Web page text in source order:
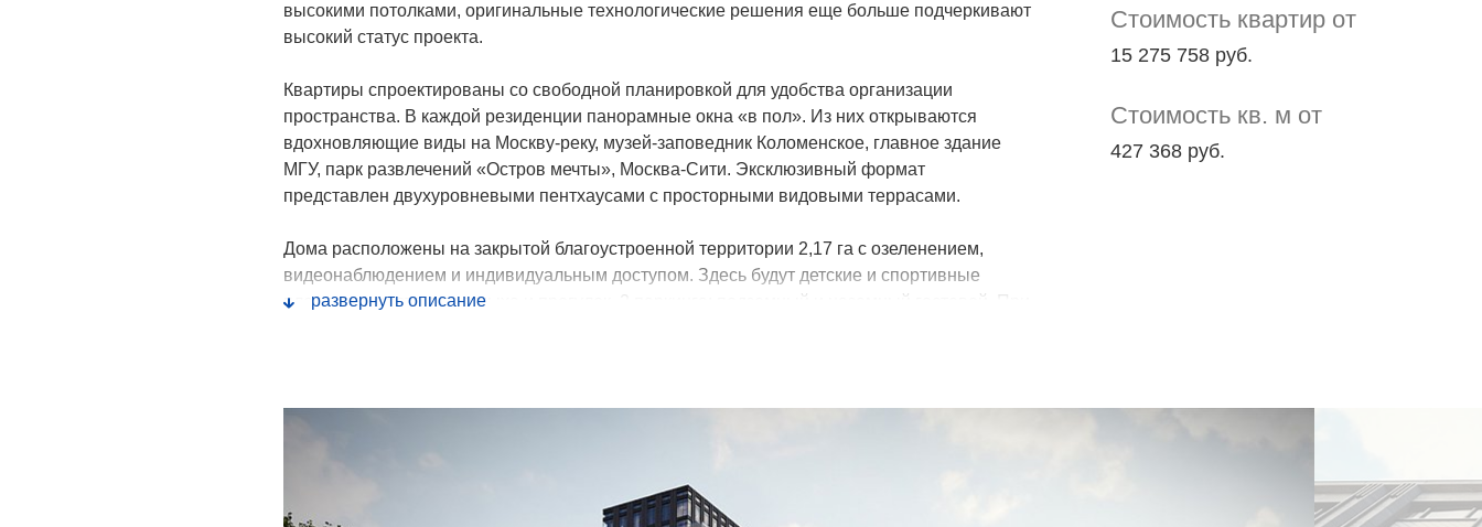
Стоимость квартир от
15 275 758 руб.
Стоимость кв. м от
427 368 руб.
высокими потолками, оригинальные технологические решения еще больше подчеркивают
высокий статус проекта.
Квартиры спроектированы со свободной планировкой для удобства организации
пространства. В каждой резиденции панорамные окна «в пол». Из них открываются
вдохновляющие виды на Москву-реку, музей-заповедник Коломенское, главное здание
МГУ, парк развлечений «Остров мечты», Москва-Сити. Эксклюзивный формат
представлен двухуровневыми пентхаусами с просторными видовыми террасами.
Дома расположены на закрытой благоустроенной территории 2,17 га с озеленением,
видеонаблюдением и индивидуальным доступом. Здесь будут детские и спортивные
площадки, места для отдыха и прогулок, 2 паркинга: подземный и наземный гостевой. При
аптека. На прилегающем участке 0,4 га одновременно будет построен учебный комплекс
Dream Towers расположен в одном из наиболее развитых районов города:
образовательные и медицинские учреждения, детские сады и школы, ЦСКА Арена,
развернуть описание